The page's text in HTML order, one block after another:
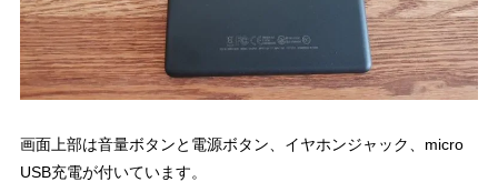
画面上部は音量ボタンと電源ボタン、イヤホンジャック、micro
USB充電が付いています。